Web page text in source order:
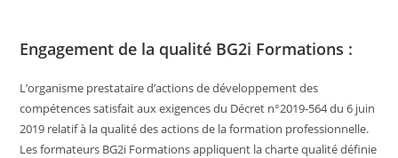
Engagement de la qualité BG2i Formations :
L’organisme prestataire d’actions de développement des
compétences satisfait aux exigences du Décret n°2019-564 du 6 juin
2019 relatif à la qualité des actions de la formation professionnelle.
Les formateurs BG2i Formations appliquent la charte qualité définie